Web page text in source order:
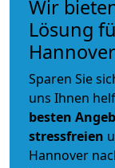
Wir
Lösung
Sparen Sie
uns Ihnen
besten
stressfreien
Hannover